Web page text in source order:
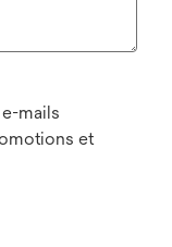
mails
et